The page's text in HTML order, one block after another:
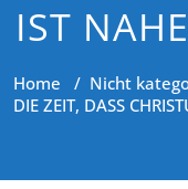
IST
Home / Nicht
DIE ZEIT, DASS